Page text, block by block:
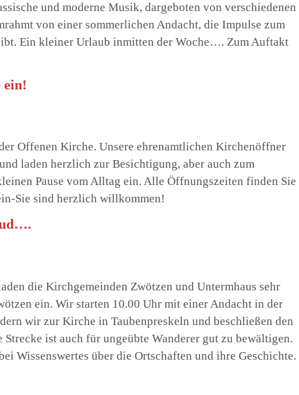
und moderne Musik, dargeboten von verschiedenen
von einer sommerlichen Andacht, die Impulse zum
Ein kleiner Urlaub inmitten der Woche…. Zum Auftakt
ein!
Offenen Kirche. Unsere ehrenamtlichen Kirchenöffner
laden herzlich zur Besichtigung, aber auch zum
Pause vom Alltag ein. Alle Öffnungszeiten finden Sie
Sie sind herzlich willkommen!
die Kirchgemeinden Zwötzen und Untermhaus sehr
ein. Wir starten 10.00 Uhr mit einer Andacht in der
wir zur Kirche in Taubenpreskeln und beschließen den
ist auch für ungeübte Wanderer gut zu bewältigen.
Wissenswertes über die Ortschaften und ihre Geschichte.